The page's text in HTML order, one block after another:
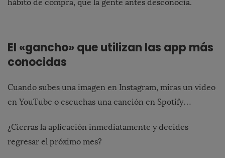
hábito de compra, que la gente antes desconocía.
El «gancho» que utilizan las app más
conocidas
Cuando subes una imagen en Instagram, miras un video
en YouTube o escuchas una canción en Spotify…
¿Cierras la aplicación inmediatamente y decides
regresar el próximo mes?